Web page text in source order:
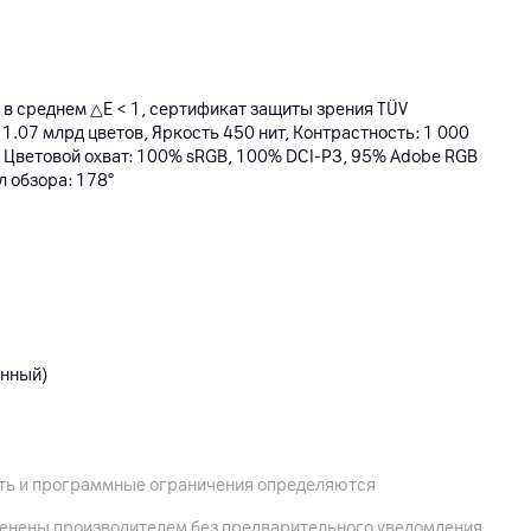
среднем △E < 1, сертификат защиты зрения TÜV
1.07 млрд цветов, Яркость 450 нит, Контрастность: 1 000
охват: 100% sRGB, 100% DCI-P3, 95% Adobe RGB
обзора: 178°
и программные ограничения определяются